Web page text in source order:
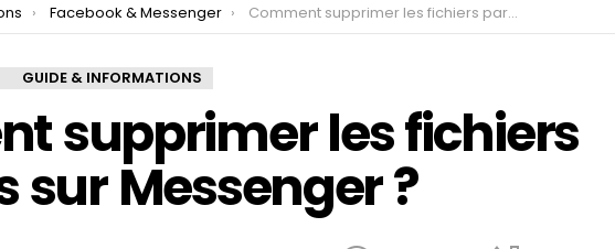
Facebook & Messenger Comment supprimer les fichiers partagés sur Messenger ?
GUIDE & INFORMATIONS
supprimer les fichiers
sur Messenger ?